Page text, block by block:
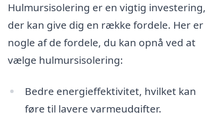
Hulmursisolering er en vigtig investering,
der kan give dig en række fordele. Her er
nogle af de fordele, du kan opnå ved at
vælge hulmursisolering:
Bedre energieffektivitet, hvilket kan
føre til lavere varmeudgifter.